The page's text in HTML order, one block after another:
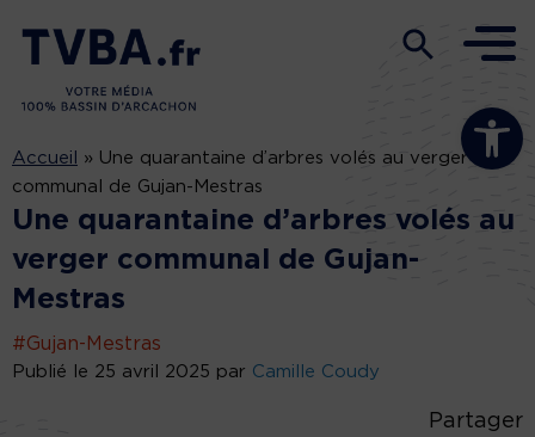
Ouvrir la
Accueil » Une quarantaine d’arbres volés au verger
communal de Gujan-Mestras
Une quarantaine d’arbres volés au
verger communal de Gujan-
Mestras
#Gujan-Mestras
Publié le 25 avril 2025 par Camille Coudy
Partager